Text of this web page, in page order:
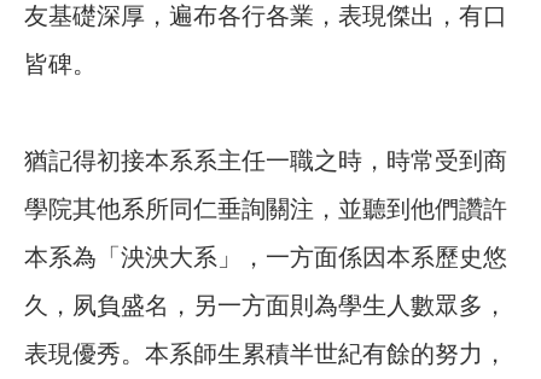
友基礎深厚，遍布各行各業，表現傑出，有口
皆碑。
猶記得初接本系系主任一職之時，時常受到商
學院其他系所同仁垂詢關注，並聽到他們讚許
本系為「泱泱大系」，一方面係因本系歷史悠
久，夙負盛名，另一方面則為學生人數眾多，
表現優秀。本系師生累積半世紀有餘的努力，